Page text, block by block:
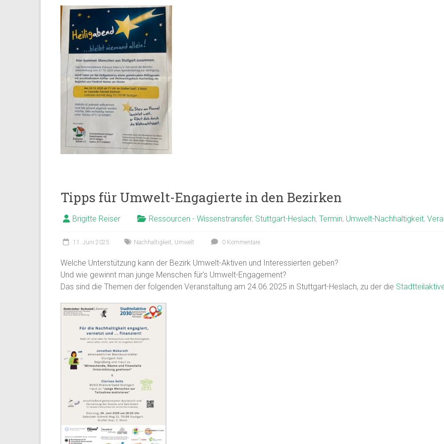
Tipps für Umwelt-Engagierte in den Bezirken
Brigitte Reiser Ressourcen - Wissenstransfer, Stuttgart-Heslach, Termin, Umwelt-Nachhaltigkeit,
11. Juni 2025 Nachhaltigkeit, Umwelt 0 Kommentare
Welche Unterstützung kann der Bezirk Umwelt-Aktiven und Interessierten geben?
Und wie gewinnt man junge Menschen für’s Umwelt-Engagement?
Das sind die Themen der folgenden Veranstaltung am 24.06.2025 in Stuttgart-Heslach, zu der die